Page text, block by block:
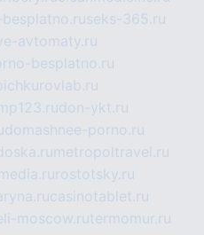
seks-365.ru
avtomaty.ru
besplatno.ru
don-ykt.ru
domashnee-porno.ru
metropoltravel.ru
rostotsky.ru
casinotablet.ru
moscow.rutermomur.ru